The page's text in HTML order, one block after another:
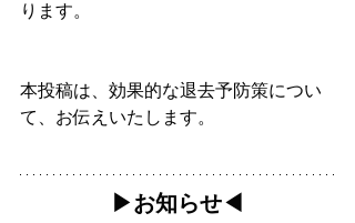
ります。
本投稿は、効果的な退去予防策につい
て、お伝えいたします。
▶︎お知らせ◀︎